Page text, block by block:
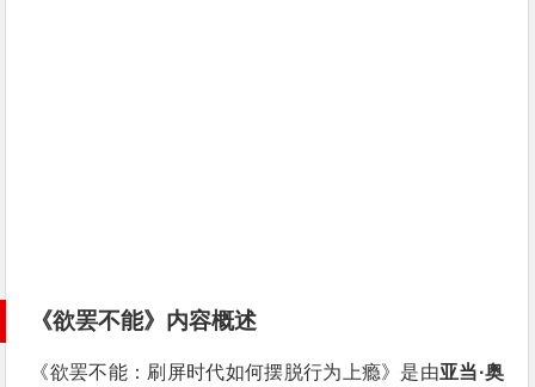
《欲罢不能》内容概述
《欲罢不能：刷屏时代如何摆脱行为上瘾》是由亚当·奥